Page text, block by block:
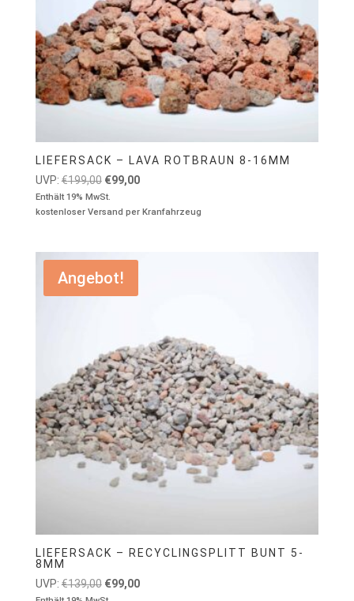
LIEFERSACK – LAVA ROTBRAUN 8-16MM
UVP: €199,00 Ursprünglicher
Preis
war:
€99,00Aktueller
ist:
Enthält 19% MwSt.
kostenloser Versand per Kranfahrzeug
Angebot!
LIEFERSACK – RECYCLINGSPLITT BUNT 5-
8MM
UVP: €139,00 Ursprünglicher
€99,00Aktueller